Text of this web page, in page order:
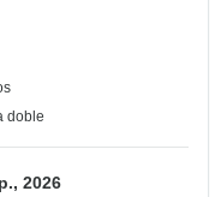
doble
2026